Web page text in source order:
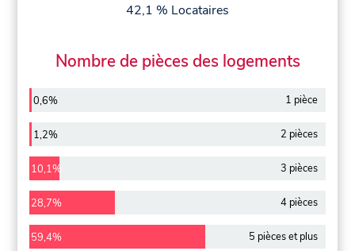
42,1 % Locataires
Nombre de pièces des logements
0,6% 1 pièce
1,2% 2 pièces
10,1% 3 pièces
28,7% 4 pièces
59,4% 5 pièces et plus